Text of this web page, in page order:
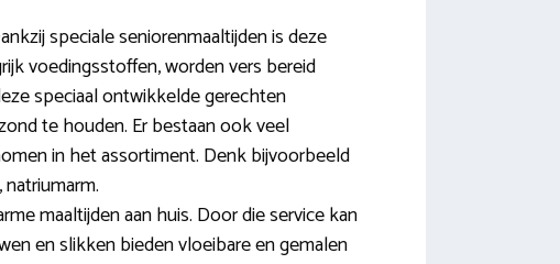
speciale seniorenmaaltijden is deze
voedingsstoffen, worden vers bereid
speciaal ontwikkelde gerechten
te houden. Er bestaan ook veel
in het assortiment. Denk bijvoorbeeld
maaltijden aan huis. Door die service kan
en slikken bieden vloeibare en gemalen